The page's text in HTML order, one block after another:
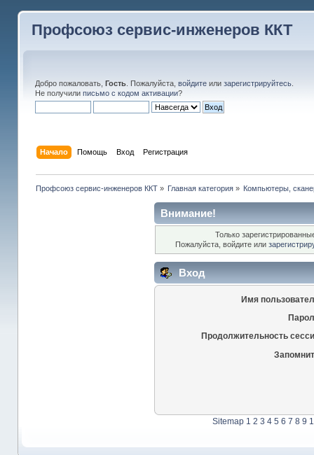
Профсоюз сервис-инженеров ККТ
Добро пожаловать, Гость. Пожалуйста, войдитеили зарегистрируйтесь.
Не получили письмо с кодом активации?
Начало Помощь Вход Регистрация
Профсоюз сервис-инженеров ККТ» Главная категория » Компьютеры,
Внимание!
Только
Пожалуйста, войдите или
Вход
Имя
Продолжительность
Sitemap 1 2 3 4 5 6 7 8 9